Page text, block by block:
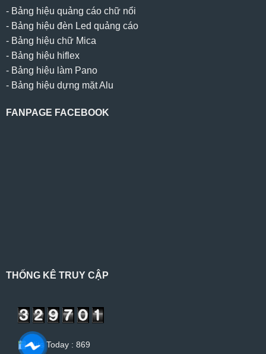
- Bảng hiệu quảng cáo chữ nổi
- Bảng hiệu đèn Led quảng cáo
- Bảng hiệu chữ Mica
- Bảng hiệu hiflex
- Bảng hiệu làm Pano
- Bảng hiệu dựng mặt Alu
FANPAGE FACEBOOK
THỐNG KÊ TRUY CẬP
Hits Today : 869